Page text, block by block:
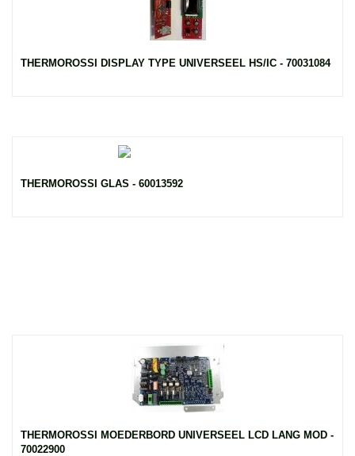
THERMOROSSI DISPLAY TYPE UNIVERSEEL HS/IC - 70031084
THERMOROSSI GLAS - 60013592
THERMOROSSI MOEDERBORD UNIVERSEEL LCD LANG MOD -
70022900